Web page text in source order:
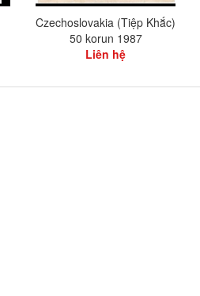
Czechoslovakia (Tiệp Khắc)
50 korun 1987
Liên hệ